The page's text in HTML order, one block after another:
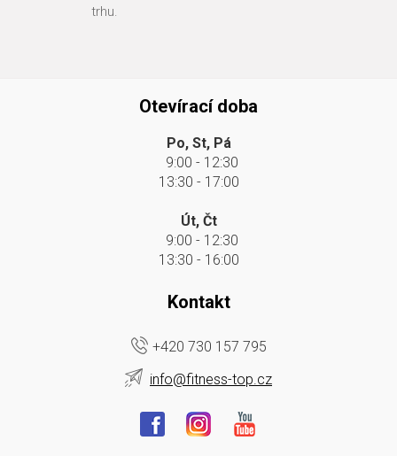
trhu.
Otevírací doba
Po, St, Pá
9:00 - 12:30
13:30 - 17:00
Út, Čt
9:00 - 12:30
13:30 - 16:00
Kontakt
+420 730 157 795
info@fitness-top.cz